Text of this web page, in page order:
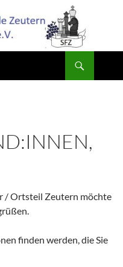
/ Ortsteil Zeutern möchte
finden werden, die Sie